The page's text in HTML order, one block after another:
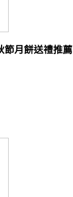
節月餅送禮推薦